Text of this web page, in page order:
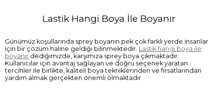
Lastik Hangi Boya İle Boyanır
Günümüz koşullarında sprey boyanın pek çok farklı yerde insanlar
için bir çözüm haline geldiği bilinmektedir. Lastik hangi boya ile
boyanır dediğimizde, karşımıza sprey boya çıkmaktadır.
Kullanıcılar için avantaj sağlayan ve doğru seçenek yaratan
tercihler ile birlikte, kaliteli boya tekniklerinden ve fırsatlarından
yardım almak gerçekten önemli olmaktadır.